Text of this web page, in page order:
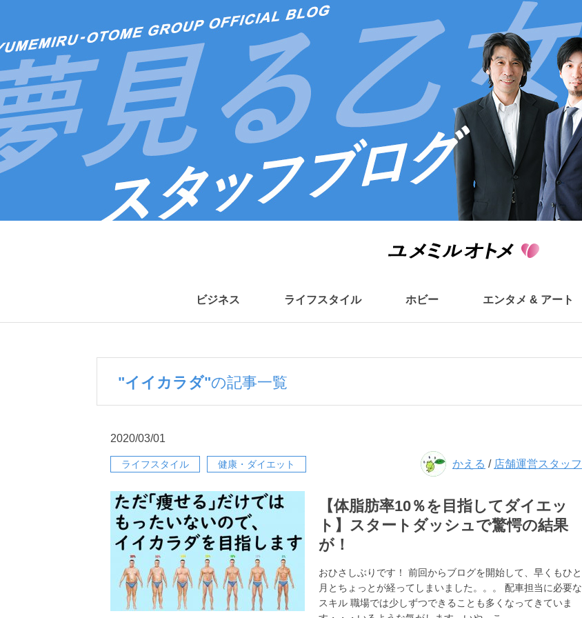
ビジネス ライフスタイル ホビー エンタメ & アート
"イイカラダ"の記事一覧
2020/03/01
ライフスタイル 健康・ダイエット かえる / 店舗運営スタッフ
【体脂肪率10％を目指してダイエッ
ト】スタートダッシュで驚愕の結果
が！
おひさしぶりです！ 前回からブログを開始して、早くもひと
月とちょっとが経ってしまいました。。。 配車担当に必要な
スキル 職場では少しずつできることも多くなってきていま